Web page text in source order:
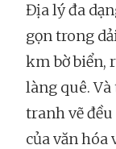
Địa lý đa
gọn trong
km bờ biển,
làng quê.
tranh vẽ
của văn hóa